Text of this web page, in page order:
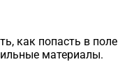
как попасть в поле
материалы.